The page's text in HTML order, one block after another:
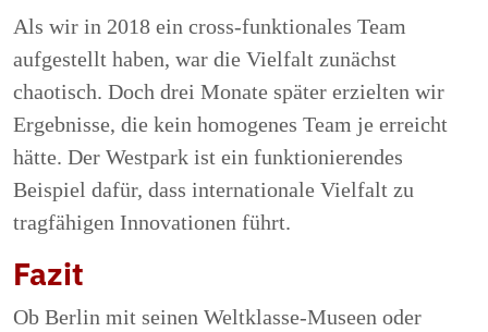
Als wir in 2018 ein cross-funktionales Team
aufgestellt haben, war die Vielfalt zunächst
chaotisch. Doch drei Monate später erzielten wir
Ergebnisse, die kein homogenes Team je erreicht
hätte. Der Westpark ist ein funktionierendes
Beispiel dafür, dass internationale Vielfalt zu
tragfähigen Innovationen führt.
Fazit
Ob Berlin mit seinen Weltklasse-Museen oder